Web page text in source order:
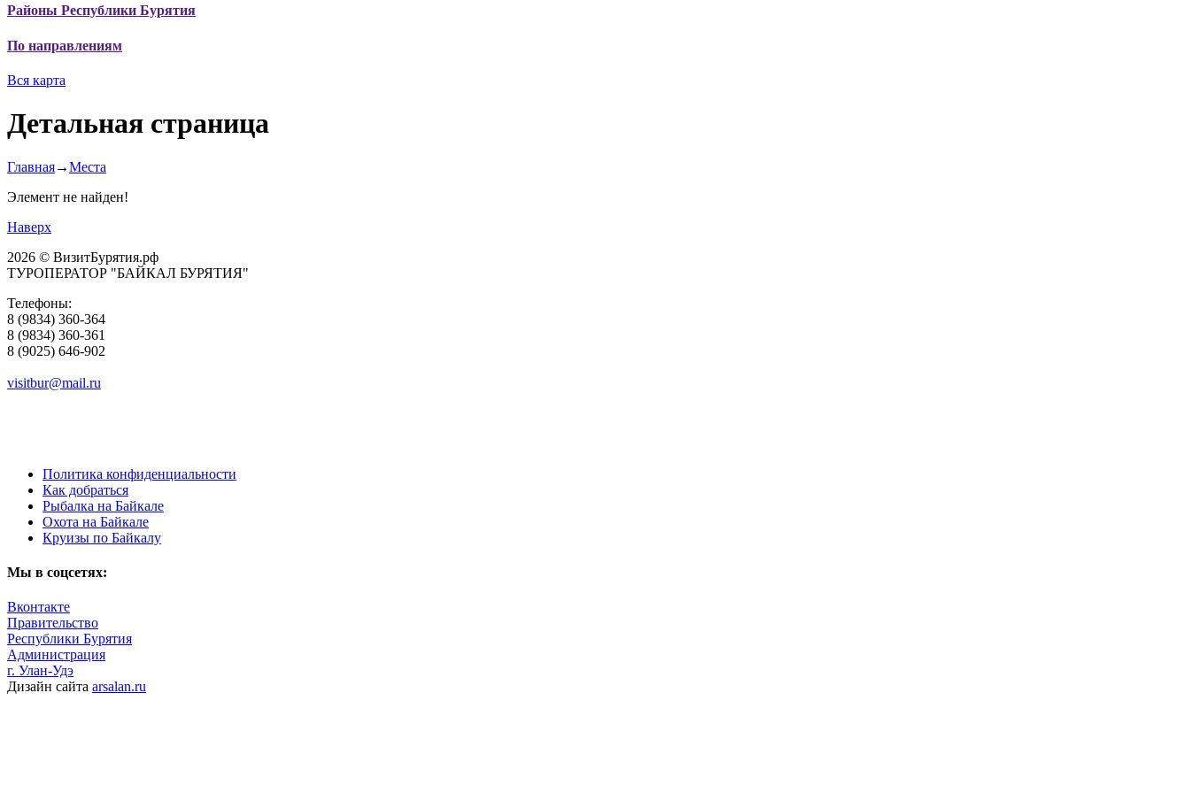
Районы Республики Бурятия
По направлениям
Вся карта
Детальная страница
Главная→Места
Элемент не найден!
Наверх
2026 © ВизитБурятия.рф
ТУРОПЕРАТОР "БАЙКАЛ БУРЯТИЯ"
Телефоны:
8 (9834) 360-364
8 (9834) 360-361
8 (9025) 646-902
visitbur@mail.ru
Политика конфиденциальности
Как добраться
Рыбалка на Байкале
Охота на Байкале
Круизы по Байкалу
Мы в соцсетях:
Вконтакте
Правительство
Республики Бурятия
Администрация
г. Улан-Удэ
Дизайн сайта arsalan.ru